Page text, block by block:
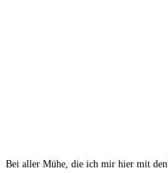
Bei aller Mühe, die ich mir hier mit den